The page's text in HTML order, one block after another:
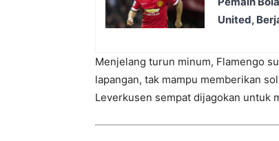
United,
Menjelang turun minum, Flamengo
lapangan, tak mampu memberikan
Leverkusen sempat dijagokan untuk